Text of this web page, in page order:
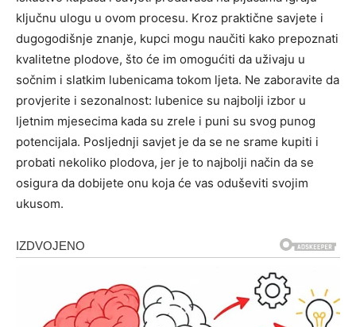
ključnu ulogu u ovom procesu. Kroz praktične savjete i
dugogodišnje znanje, kupci mogu naučiti kako prepoznati
kvalitetne plodove, što će im omogućiti da uživaju u
sočnim i slatkim lubenicama tokom ljeta. Ne zaboravite da
provjerite i sezonalnost: lubenice su najbolji izbor u
ljetnim mjesecima kada su zrele i puni su svog punog
potencijala. Posljednji savjet je da se ne srame kupiti i
probati nekoliko plodova, jer je to najbolji način da se
osigura da dobijete onu koja će vas oduševiti svojim
ukusom.